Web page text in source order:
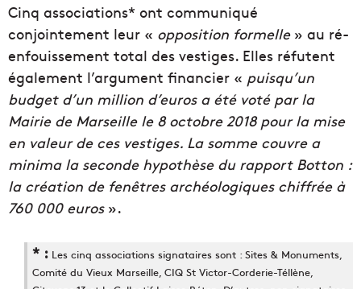
Cinq associations* ont communiqué
conjointement leur « opposition formelle» au ré-
enfouissement total des vestiges. Elles réfutent
également l’argument financier « puisqu’un
budget d’un million d’euros a été voté par la
Mairie de Marseille le 8 octobre 2018 pour la mise
en valeur de ces vestiges. La somme couvre a
minima la seconde hypothèse du rapport Botton :
la création de fenêtres archéologiques chiffrée à
760 000 euros».
* : Les cinq associations signataires sont : Sites & Monuments,
Comité du Vieux Marseille, CIQ St Victor-Corderie-Téllène,